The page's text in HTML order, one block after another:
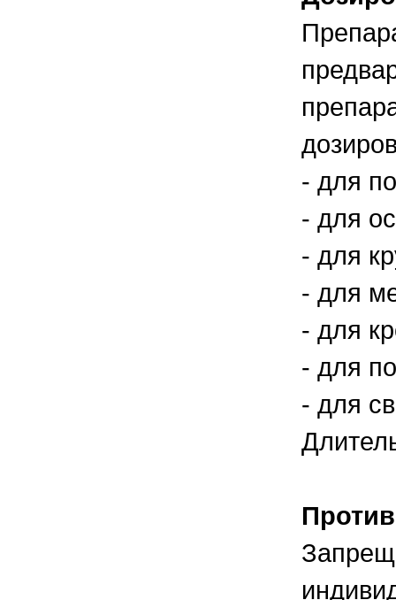
- для
- для
- для
- для
- для
- для
- для